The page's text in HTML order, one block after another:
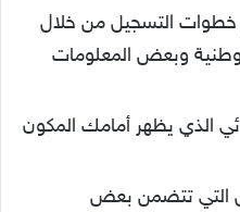
التسجيل من خلال
وبعض المعلومات
الذي يظهر أمامك المكون
التي تتضمن بعض